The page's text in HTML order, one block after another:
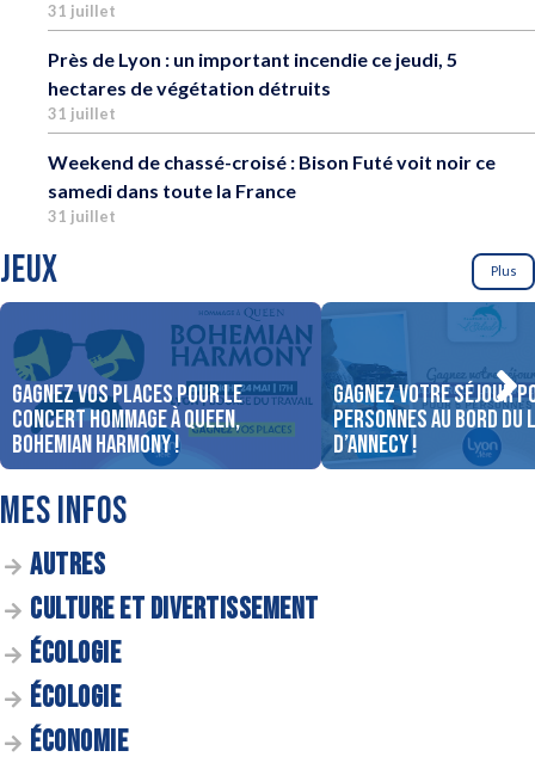
31 juillet
Près de Lyon : un important incendie ce jeudi, 5
hectares de végétation détruits
31 juillet
Weekend de chassé-croisé : Bison Futé voit noir ce
samedi dans toute la France
31 juillet
JEUX Plus
Gagnez vos places pour le
concert Hommage à Queen,
Bohemian Harmony !
Gagnez votre séjour
personnes au bord du
d’Annecy !
MES INFOS
AUTRES
CULTURE ET DIVERTISSEMENT
ÉCOLOGIE
ÉCOLOGIE
ÉCONOMIE